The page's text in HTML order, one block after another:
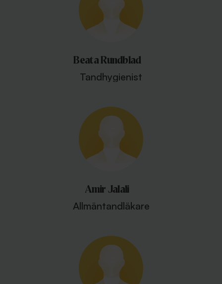
Beata Rundblad
Tandhygienist
Amir Jalali
Allmäntandläkare